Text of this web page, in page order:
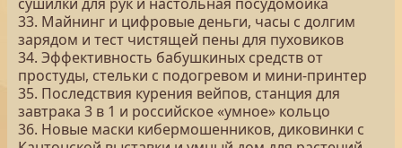
33. Майнинг и цифровые деньги, часы с долгим
зарядом и тест чистящей пены для пуховиков
34. Эффективность бабушкиных средств от
простуды, стельки с подогревом и мини-принтер
35. Последствия курения вейпов, станция для
завтрака 3 в 1 и российское «умное» кольцо
36. Новые маски кибермошенников, диковинки с